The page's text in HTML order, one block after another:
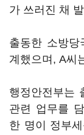
가 쓰러진 채
출동한 소방
계했으며, A씨
행정안전부는
관련 업무를
한 명이 정부